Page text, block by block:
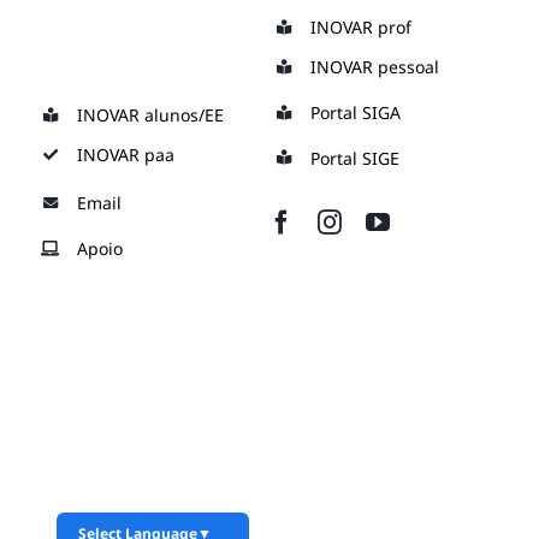
content
INOVAR prof
INOVAR pessoal
INOVAR alunos/EE
INOVAR paa
Portal SIGA
Portal SIGE
Email
Apoio
Select Language▼